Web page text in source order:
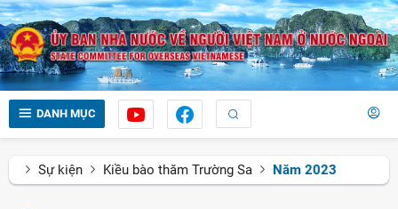
DANH MỤC
Sự kiện Kiều bào thăm Trường Sa Năm 2023